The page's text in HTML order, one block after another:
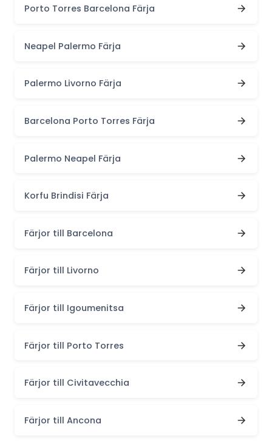
Porto Torres Barcelona Färja
Neapel Palermo Färja
Palermo Livorno Färja
Barcelona Porto Torres Färja
Palermo Neapel Färja
Korfu Brindisi Färja
Färjor till Barcelona
Färjor till Livorno
Färjor till Igoumenitsa
Färjor till Porto Torres
Färjor till Civitavecchia
Färjor till Ancona